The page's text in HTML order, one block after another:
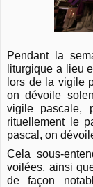
Pendant la
liturgique a lieu
lors de la vigile
on dévoile
vigile pascale,
rituellement le
pascal, on
Cela sous-
voilées, ainsi
de façon